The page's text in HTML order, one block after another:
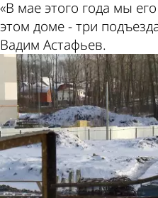
«В мае этого года мы
этом доме - три
Вадим Астафьев.